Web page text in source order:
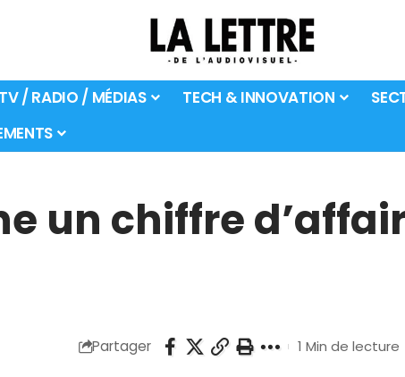
TV / RADIO / MÉDIAS TECH & INNOVATION
un chiffre
Partager 1 Min de lecture